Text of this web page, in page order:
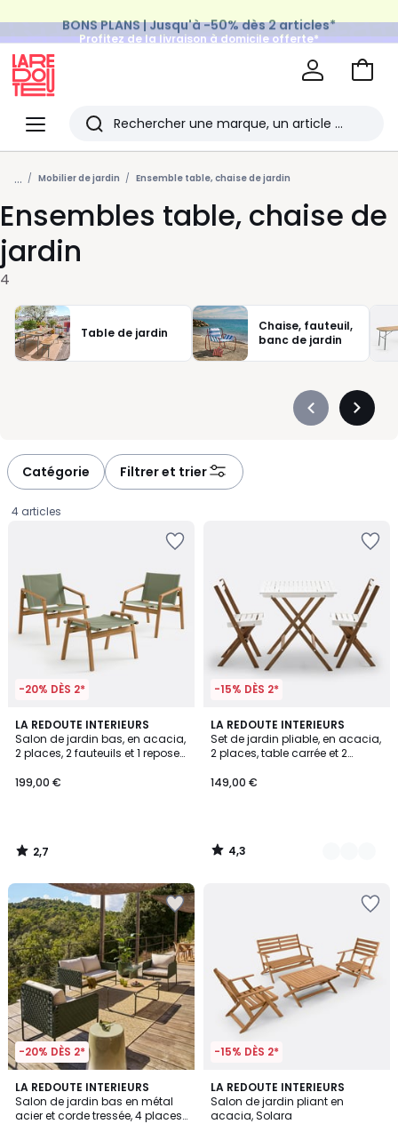
Profitez de la livraison à domicile offerte*
sur tous vos achats Mode & Maison
Menu
Redoute
Rechercher
Les
derniers
articles
consultés
Aller
... Mobilier de jardin Ensemble table, chaise de jardin
Ensembles table, chaise de
jardin
4
Table de jardin
Chaise, fauteuil,
banc de jardin
Précédent
Catégorie Filtrer et trier
4 articles
-20% DÈS 2*
LA REDOUTE INTERIEURS
Salon de jardin bas, en acacia,
2 places, 2 fauteuils et 1 repose-
€.
199,00 €
2,7
/ 5
2,7
/
-15% DÈS 2*
LA REDOUTE INTERIEURS
Set de jardin pliable, en acacia,
2 places, table carrée et 2
149,00 €
4,3
/ 5
4
Couleurs
4,3
/
-20% DÈS 2*
LA REDOUTE INTERIEURS
Salon de jardin bas en métal
acier et corde tressée, 4 places,
-15% DÈS 2*
LA REDOUTE INTERIEURS
Salon de jardin pliant en
acacia, Solara
4,5
/ 5